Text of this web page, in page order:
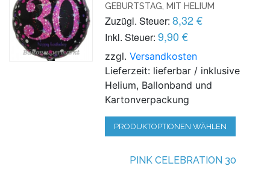
GEBURTSTAG, MIT HELIUM
Zuzügl. Steuer: 8,32 €
Inkl. Steuer: 9,90 €
zzgl.Versandkosten
Lieferzeit: lieferbar / inklusive
Helium, Ballonband und
Kartonverpackung
PRODUKTOPTIONEN WÄHLEN
PINK CELEBRATION 30